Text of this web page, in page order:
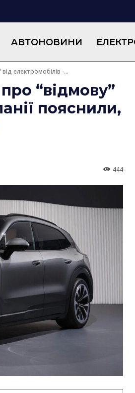
АВТОНОВИНИ
електромобілів -...
“відмову”
пояснили,
444